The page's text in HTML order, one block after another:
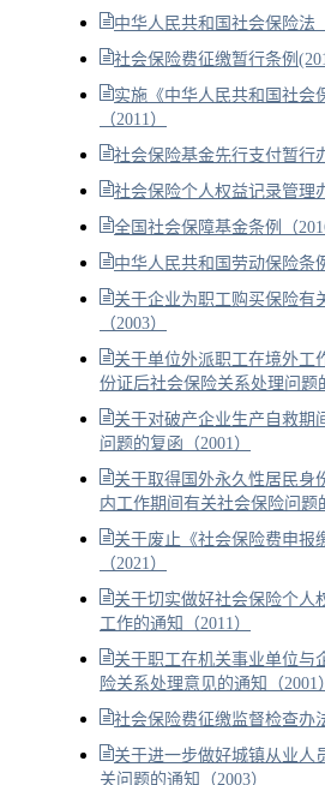
中华人民共和国社会保险法
社会保险费征缴暂行条例
实施《中华人民共和国社会
（2011）
社会保险基金先行支付暂行
社会保险个人权益记录管理
全国社会保障基金条例（
中华人民共和国劳动保险条
关于企业为职工购买保险有
（2003）
关于单位外派职工在境外工
份证后社会保险关系处理问题
关于对破产企业生产自救期
问题的复函（2001）
关于取得国外永久性居民身
内工作期间有关社会保险问题
关于废止《社会保险费申报
（2021）
关于切实做好社会保险个人
工作的通知（2011）
关于职工在机关事业单位与
险关系处理意见的通知（2001）
社会保险费征缴监督检查办
关于进一步做好城镇从业人
关问题的通知（2003）